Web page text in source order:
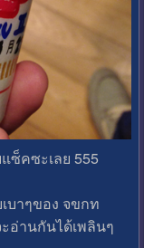
ซ็คซะเลย 555
บาๆของ จขกท
อ่านกันได้เพลินๆ